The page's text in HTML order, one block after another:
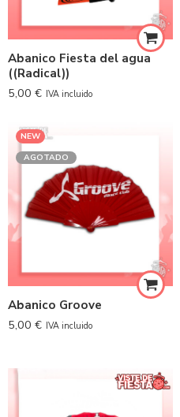
Abanico Fiesta del agua
((Radical))
5,00 € IVA incluido
NEW
AGOTADO
Abanico Groove
5,00 € IVA incluido